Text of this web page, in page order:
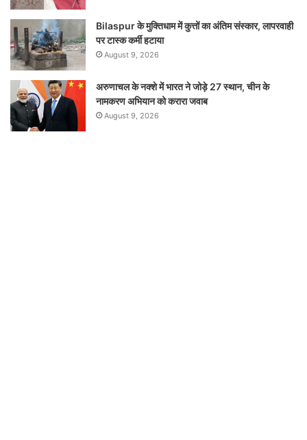
Bilaspur के मुक्तिधाम में कुत्तों का अंतिम संस्कार, लापरवाही
पर टास्क कर्मी हटाया
August 9, 2026
अरुणाचल के नक्शे में भारत ने जोड़े 27 स्थान, चीन के
नामकरण अभियान को करारा जवाब
August 9, 2026